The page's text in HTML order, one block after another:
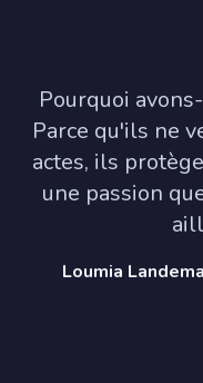
Pourquoi
Parce qu'ils ne
actes, ils
une passion
Loumia